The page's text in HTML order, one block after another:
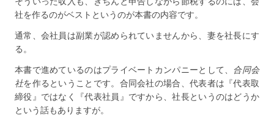
社を作るのがベストというのが本書の内容です。
通常、会社員は副業が認められていませんから、妻を社長にす
る。
本書で進めているのはプライベートカンパニーとして、 合同会
社を作るということです。合同会社の場合、代表者は『代表取
締役』ではなく『代表社員』ですから、社長というのはどうか
という話もありますが。